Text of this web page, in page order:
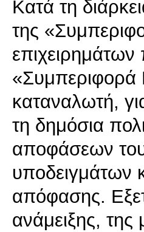
Κατά τη
της
«Συμπεριφορά
καταναλωτή,
τη δημόσια
αποφάσεων
υποδειγμάτων
απόφασης.
ανάμειξης, της